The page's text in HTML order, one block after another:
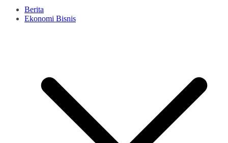
Berita
Ekonomi Bisnis